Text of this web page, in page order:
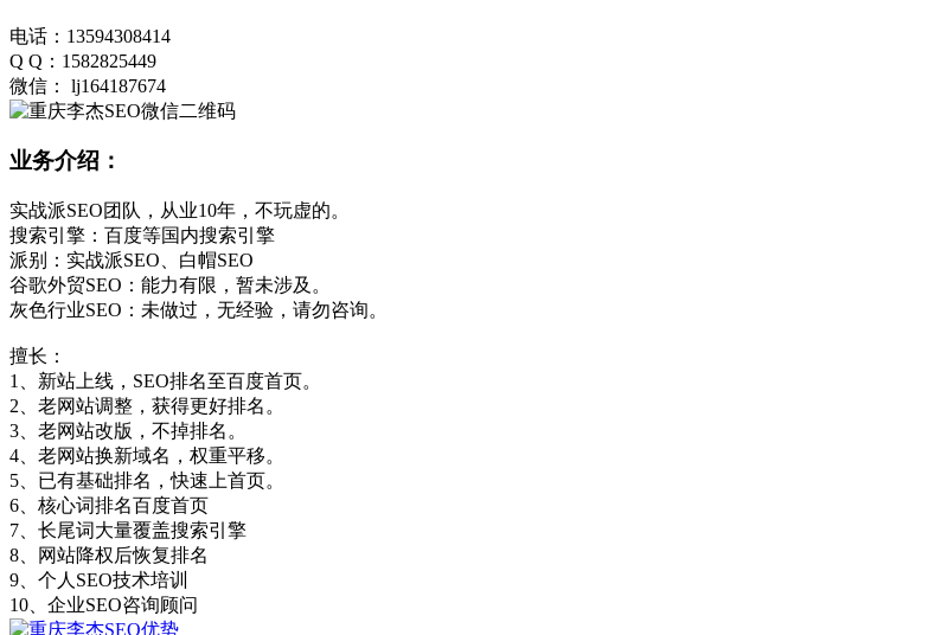
电话：13594308414
Q Q：1582825449
微信： lj164187674
业务介绍：
实战派SEO团队，从业10年，不玩虚的。
搜索引擎：百度等国内搜索引擎
派别：实战派SEO、白帽SEO
谷歌外贸SEO：能力有限，暂未涉及。
灰色行业SEO：未做过，无经验，请勿咨询。
擅长：
1、新站上线，SEO排名至百度首页。
2、老网站调整，获得更好排名。
3、老网站改版，不掉排名。
4、老网站换新域名，权重平移。
5、已有基础排名，快速上首页。
6、核心词排名百度首页
7、长尾词大量覆盖搜索引擎
8、网站降权后恢复排名
9、个人SEO技术培训
10、企业SEO咨询顾问